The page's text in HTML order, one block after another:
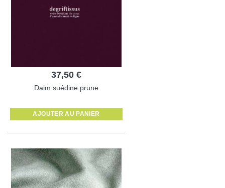
37,50 €
Daim suédine prune
AJOUTER AU PANIER